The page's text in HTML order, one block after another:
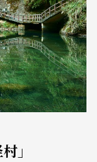
」